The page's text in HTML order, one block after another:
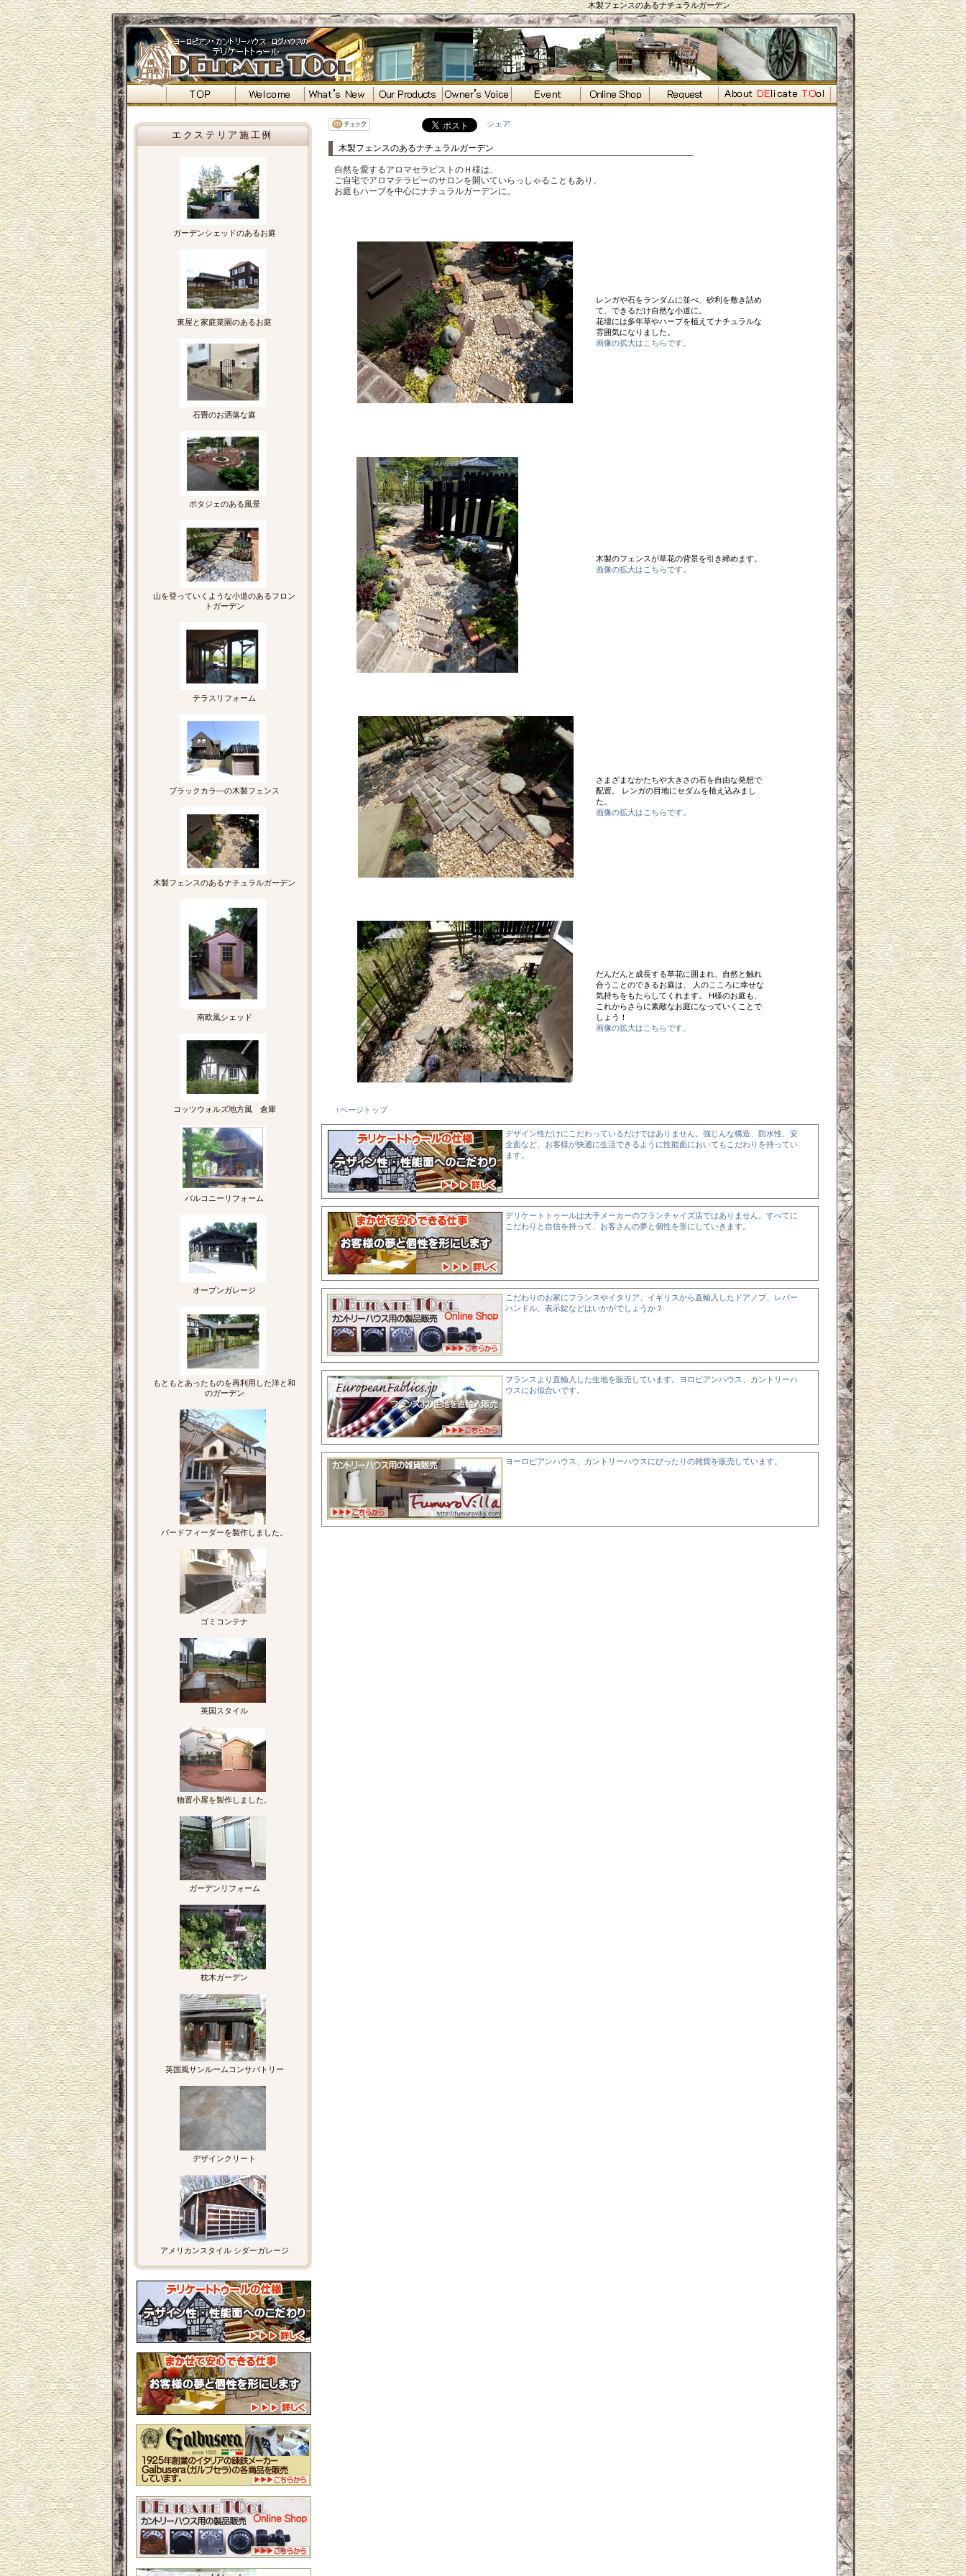
木製フェンスのあるナチュラルガーデン
エクステリア施工例
ガーデンシェッドのあるお庭
東屋と家庭菜園のあるお庭
石畳のお洒落な庭
ポタジェのある風景
山を登っていくような小道のあるフロン
トガーデン
テラスリフォーム
ブラックカラ―の木製フェンス
木製フェンスのあるナチュラルガーデン
南欧風シェッド
コッツウォルズ地方風 倉庫
バルコニーリフォーム
オープンガレージ
もともとあったものを再利用した洋と和
のガーデン
バードフィーダーを製作しました。
ゴミコンテナ
英国スタイル
物置小屋を製作しました。
ガーデンリフォーム
枕木ガーデン
英国風サンルームコンサバトリー
デザインクリート
アメリカンスタイル シダーガレージ
シェア
木製フェンスのあるナチュラルガーデン
自然を愛するアロマセラピストのＨ様は、
ご自宅でアロマテラピーのサロンを開いていらっしゃることもあり、
お庭もハーブを中心にナチュラルガーデンに。
レンガや石をランダムに並べ、砂利を敷き詰め
て、できるだけ自然な小道に。
花壇には多年草やハーブを植えてナチュラルな
雰囲気になりました。
画像の拡大はこちらです。
木製のフェンスが草花の背景を引き締めます。
画像の拡大はこちらです。
さまざまなかたちや大きさの石を自由な発想で
配置。 レンガの目地にセダムを植え込みまし
た。
画像の拡大はこちらです。
だんだんと成長する草花に囲まれ、自然と触れ
合うことのできるお庭は、 人のこころに幸せな
気持ちをもたらしてくれます。 H様のお庭も、
これからさらに素敵なお庭になっていくことで
しょう！
画像の拡大はこちらです。
↑ページトップ
デザイン性だけにこだわっているだけではありません。強じんな構造、防水性、安
全面など、お客様が快適に生活できるように性能面においてもこだわりを持ってい
ます。
デリケートトゥールは大手メーカーのフランチャイズ店ではありません。すべてに
こだわりと自信を持って、お客さんの夢と個性を形にしていきます。
こだわりのお家にフランスやイタリア、イギリスから直輸入したドアノブ、レバー
ハンドル、表示錠などはいかがでしょうか？
フランスより直輸入した生地を販売しています。ヨロピアンハウス、カントリーハ
ウスにお似合いです。
ヨーロピアンハウス、カントリーハウスにぴったりの雑貨を販売しています。